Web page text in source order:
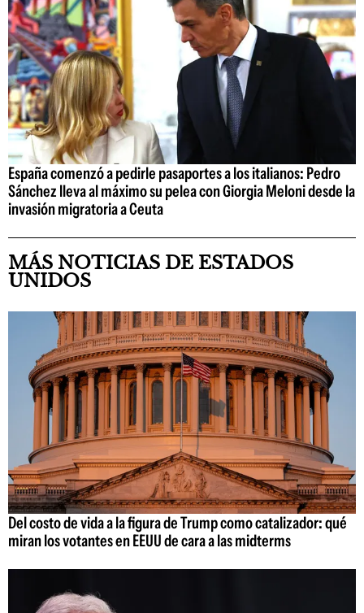
España comenzó a pedirle pasaportes a los italianos: Pedro
Sánchez lleva al máximo su pelea con Giorgia Meloni desde la
invasión migratoria a Ceuta
MÁS NOTICIAS DE ESTADOS
UNIDOS
Del costo de vida a la figura de Trump como catalizador: qué
miran los votantes en EEUU de cara a las midterms